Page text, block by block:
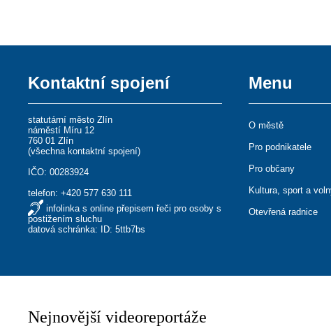
Kontaktní spojení
statutární město Zlín
náměstí Míru 12
760 01 Zlín
(všechna kontaktní spojení)
IČO: 00283924
telefon:+420 577 630 111
infolinka s online přepisem řeči pro osoby s
postižením sluchu
datová schránka: ID: 5ttb7bs
Menu
O městě
Pro podnikatele
Pro občany
Kultura, sport a
Otevřená radnice
Nejnovější videoreportáže